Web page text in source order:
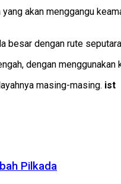
akan menggangu
dengan rute
dengan menggunakan
masing-masing. ist
Pilkada